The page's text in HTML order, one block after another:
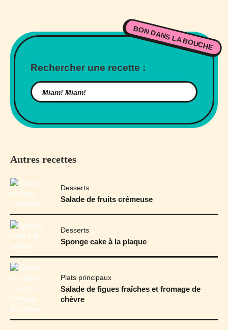
BON DANS LA BOUCHE
Rechercher une recette :
Autres recettes
Desserts
Salade de fruits crémeuse
Desserts
Sponge cake à la plaque
Plats principaux
Salade de figues fraîches et fromage de
chèvre